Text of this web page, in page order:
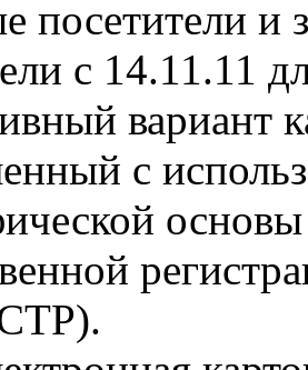
посетители и
с 14.11.11
с